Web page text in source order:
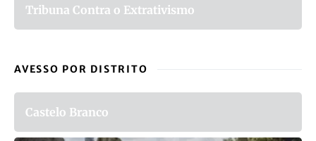
Tribuna Contra o Extrativismo
AVESSO POR DISTRITO
Castelo Branco